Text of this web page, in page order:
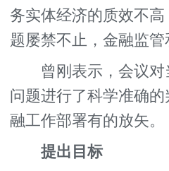
务实体经济的质效不
题屡禁不止，金融监管
曾刚表示，会议对
问题进行了科学准确
融工作部署有的放矢。
提出目标